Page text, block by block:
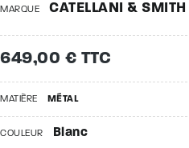
MARQUE CATELLANI & SMITH
649,00 € TTC
MATIÈRE MÉTAL
COULEUR Blanc